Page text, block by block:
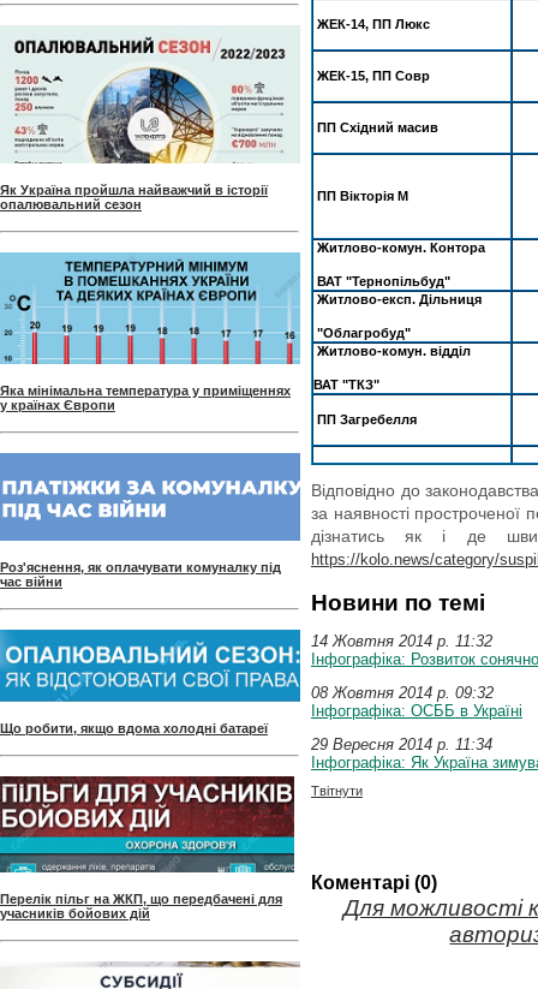
Як Україна пройшла найважчий в історії
опалювальний сезон
Яка мінімальна температура у приміщеннях
у країнах Європи
Роз'яснення, як оплачувати комуналку під
час війни
Що робити, якщо вдома холодні батареї
Перелік пільг на ЖКП, що передбачені для
учасників бойових дій
ЖЕК-14, ПП Люкс
ЖЕК-15, ПП Совр
ПП Східний масив
ПП Вікторія М
Житлово-комун. Контора
ВАТ "Тернопільбуд"
Житлово-експ. Дільниця
"Облагробуд"
Житлово-комун. відділ
ВАТ "ТКЗ"
ПП Загребелля
Відповідно до
за наявності простроченої
дізнатись як і де
https://kolo.news/category/
Новини по темі
14 Жовтня 2014 p. 11:32
Інфографіка: Розвиток
08 Жовтня 2014 p. 09:32
Інфографіка: ОСББ в Україні
29 Вересня 2014 p. 11:34
Інфографіка: Як Україна
Твітнути
Коментарі (0)
Для можливості